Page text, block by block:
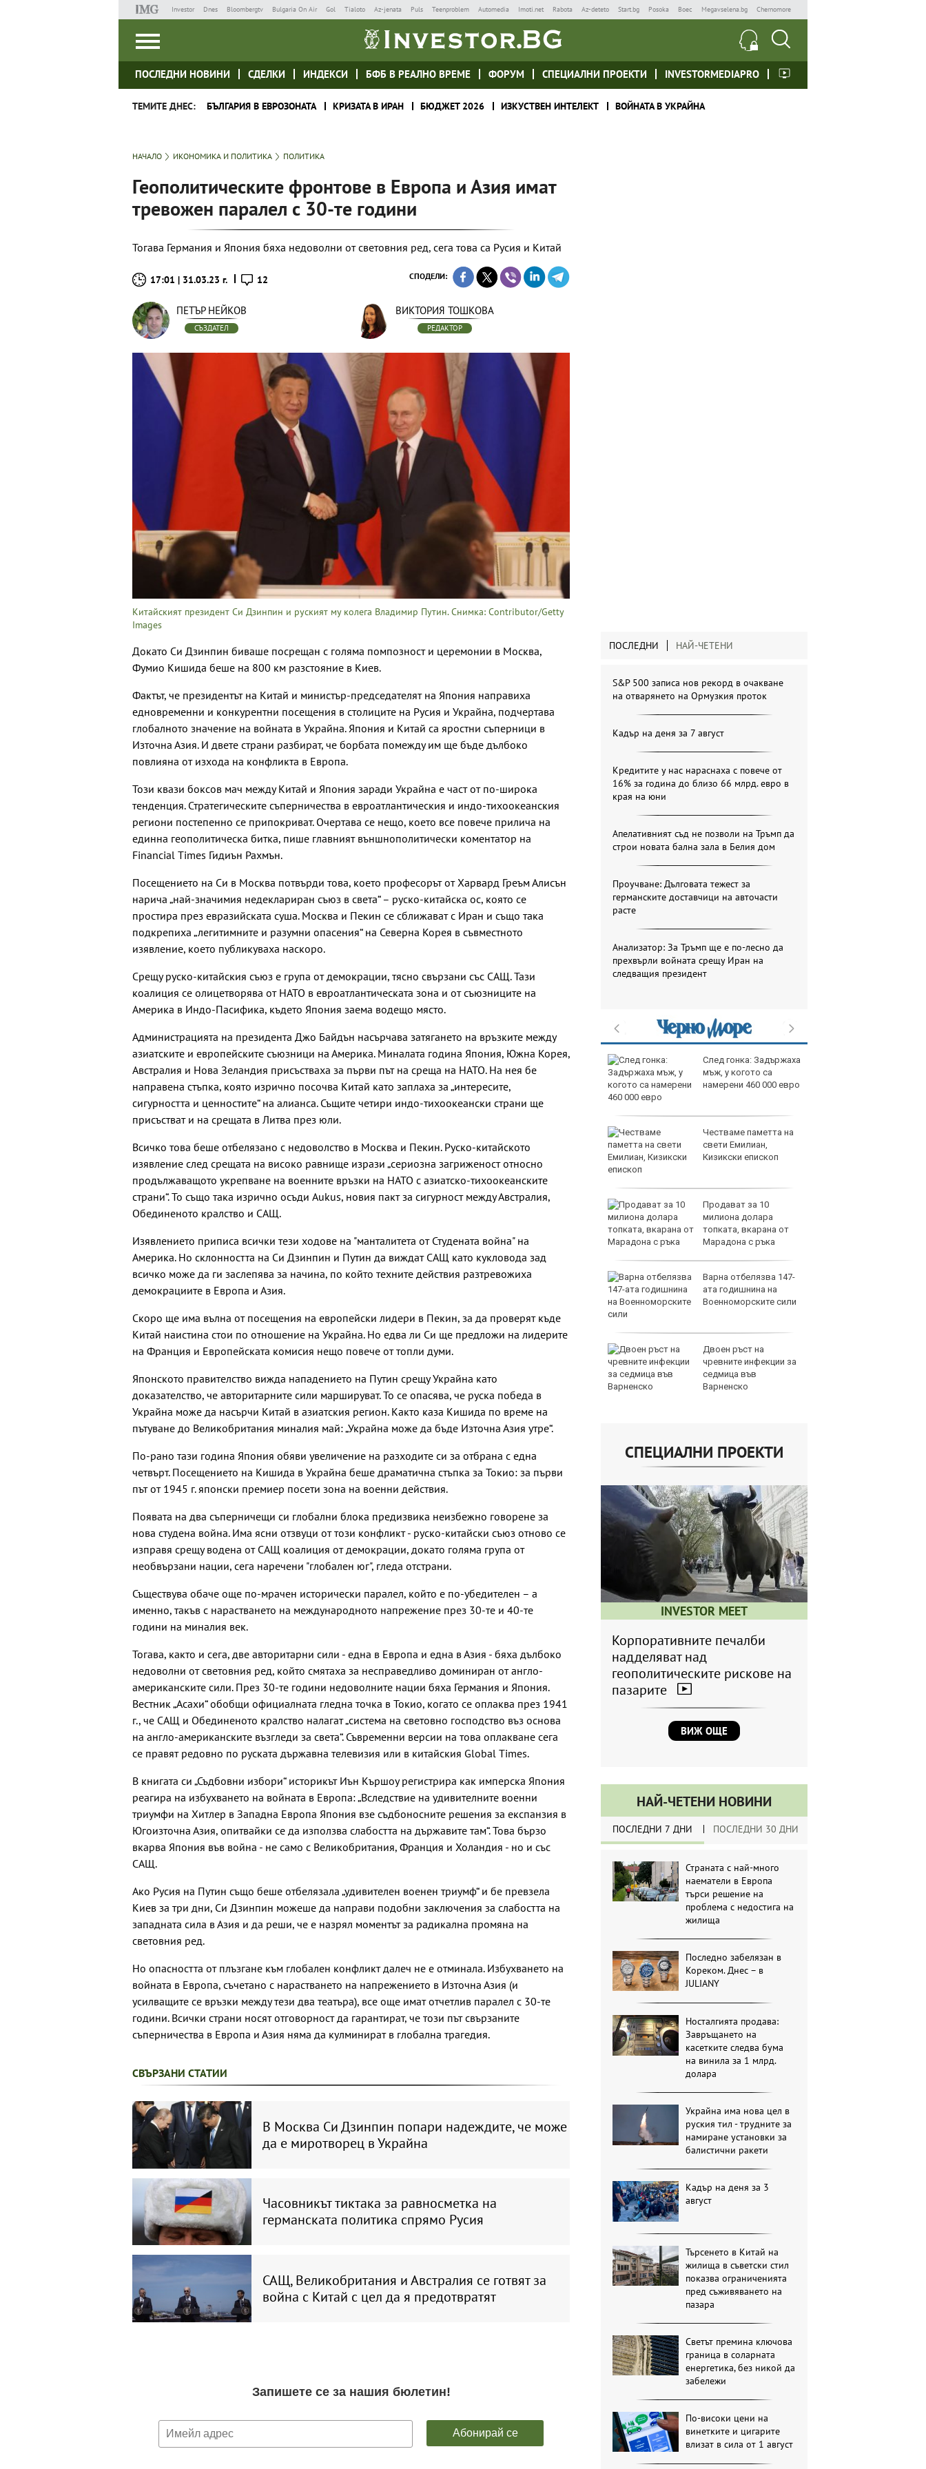
Investor Dnes Bloombergtv Bulgaria On Air Gol Tialoto Az-jenata Puls Teenproblem Automedia Imoti.net Rabota Az-deteto Start.bg Posoka Boec Megavselena.bg Chernomore
ПОСЛЕДНИ НОВИНИ СДЕЛКИ ИНДЕКСИ БФБ В РЕАЛНО ВРЕМЕ ФОРУМ СПЕЦИАЛНИ ПРОЕКТИ INVESTORMEDIAPRO
ТЕМИТЕ ДНЕС: БЪЛГАРИЯ В ЕВРОЗОНАТА КРИЗАТА В ИРАН БЮДЖЕТ 2026 ИЗКУСТВЕН ИНТЕЛЕКТ ВОЙНАТА В УКРАЙНА
НАЧАЛО ИКОНОМИКА И ПОЛИТИКА ПОЛИТИКА
Геополитическите фронтове в Европа и Азия имат
тревожен паралел с 30-те години
Тогава Германия и Япония бяха недоволни от световния ред, сега това са Русия и Китай
17:01 | 31.03.23 г. 12 СПОДЕЛИ:
ПЕТЪР НЕЙКОВ
СЪЗДАТЕЛ
ВИКТОРИЯ ТОШКОВА
РЕДАКТОР
Китайският президент Си Дзинпин и руският му колега Владимир Путин. Снимка: Contributor/Getty
Images
Докато Си Дзинпин биваше посрещан с голяма помпозност и церемонии в Москва,
Фумио Кишида беше на 800 км разстояние в Киев.
Фактът, че президентът на Китай и министър-председателят на Япония направиха
едновременни и конкурентни посещения в столиците на Русия и Украйна, подчертава
глобалното значение на войната в Украйна. Япония и Китай са яростни съперници в
Източна Азия. И двете страни разбират, че борбата помежду им ще бъде дълбоко
повлияна от изхода на конфликта в Европа.
Този квази боксов мач между Китай и Япония заради Украйна е част от по-широка
тенденция. Стратегическите съперничества в евроатлантическия и индо-тихоокеанския
региони постепенно се припокриват. Очертава се нещо, което все повече прилича на
единна геополитическа битка, пише главният външнополитически коментатор на
Financial Times Гидиън Рахмън.
Посещението на Си в Москва потвърди това, което професорът от Харвард Греъм Алисън
нарича „най-значимия недеклариран съюз в света“ – руско-китайска ос, която се
простира през евразийската суша. Москва и Пекин се сближават с Иран и също така
подкрепиха „легитимните и разумни опасения“ на Северна Корея в съвместното
изявление, което публикуваха наскоро.
Срещу руско-китайския съюз е група от демокрации, тясно свързани със САЩ. Тази
коалиция се олицетворява от НАТО в евроатлантическата зона и от съюзниците на
Америка в Индо-Пасифика, където Япония заема водещо място.
Администрацията на президента Джо Байдън насърчава затягането на връзките между
азиатските и европейските съюзници на Америка. Миналата година Япония, Южна Корея,
Австралия и Нова Зеландия присъстваха за първи път на среща на НАТО. На нея бе
направена стъпка, която изрично посочва Китай като заплаха за „интересите,
сигурността и ценностите“ на алианса. Същите четири индо-тихоокеански страни ще
присъстват и на срещата в Литва през юли.
Всичко това беше отбелязано с недоволство в Москва и Пекин. Руско-китайското
изявление след срещата на високо равнище изрази „сериозна загриженост относно
продължаващото укрепване на военните връзки на НАТО с азиатско-тихоокеанските
страни“. То също така изрично осъди Aukus, новия пакт за сигурност между Австралия,
Обединеното кралство и САЩ.
Изявлението приписа всички тези ходове на "манталитета от Студената война" на
Америка. Но склонността на Си Дзинпин и Путин да виждат САЩ като кукловода зад
всичко може да ги заслепява за начина, по който техните действия разтревожиха
демокрациите в Европа и Азия.
Скоро ще има вълна от посещения на европейски лидери в Пекин, за да проверят къде
Китай наистина стои по отношение на Украйна. Но едва ли Си ще предложи на лидерите
на Франция и Европейската комисия нещо повече от топли думи.
Японското правителство вижда нападението на Путин срещу Украйна като
доказателство, че авторитарните сили маршируват. То се опасява, че руска победа в
Украйна може да насърчи Китай в азиатския регион. Както каза Кишида по време на
пътуване до Великобритания миналия май: „Украйна може да бъде Източна Азия утре“.
По-рано тази година Япония обяви увеличение на разходите си за отбрана с една
четвърт. Посещението на Кишида в Украйна беше драматична стъпка за Токио: за първи
път от 1945 г. японски премиер посети зона на военни действия.
Появата на два съперничещи си глобални блока предизвика неизбежно говорене за
нова студена война. Има ясни отзвуци от този конфликт - руско-китайски съюз отново се
изправя срещу водена от САЩ коалиция от демокрации, докато голяма група от
необвързани нации, сега наречени "глобален юг", гледа отстрани.
Съществува обаче още по-мрачен исторически паралел, който е по-убедителен – а
именно, такъв с нарастването на международното напрежение през 30-те и 40-те
години на миналия век.
Тогава, както и сега, две авторитарни сили - една в Европа и една в Азия - бяха дълбоко
недоволни от световния ред, който смятаха за несправедливо доминиран от англо-
американските сили. През 30-те години недоволните нации бяха Германия и Япония.
Вестник „Асахи“ обобщи официалната гледна точка в Токио, когато се оплаква през 1941
г., че САЩ и Обединеното кралство налагат „система на световно господство въз основа
на англо-американските възгледи за света“. Съвременни версии на това оплакване сега
се правят редовно по руската държавна телевизия или в китайския Global Times.
В книгата си „Съдбовни избори“ историкът Иън Кършоу регистрира как имперска Япония
реагира на избухването на войната в Европа: „Вследствие на удивителните военни
триумфи на Хитлер в Западна Европа Япония взе съдбоносните решения за експанзия в
Югоизточна Азия, опитвайки се да използва слабостта на държавите там“. Това бързо
вкарва Япония във война - не само с Великобритания, Франция и Холандия - но и със
САЩ.
Ако Русия на Путин също беше отбелязала „удивителен военен триумф“ и бе превзела
Киев за три дни, Си Дзинпин можеше да направи подобни заключения за слабостта на
западната сила в Азия и да реши, че е назрял моментът за радикална промяна на
световния ред.
Но опасността от плъзгане към глобален конфликт далеч не е отминала. Избухването на
войната в Европа, съчетано с нарастването на напрежението в Източна Азия (и
усилващите се връзки между тези два театъра), все още имат отчетлив паралел с 30-те
години. Всички страни носят отговорност да гарантират, че този път свързаните
съперничества в Европа и Азия няма да кулминират в глобална трагедия.
СВЪРЗАНИ СТАТИИ
В Москва Си Дзинпин попари надеждите, че може
да е миротворец в Украйна
Часовникът тиктака за равносметка на
германската политика спрямо Русия
САЩ, Великобритания и Австралия се готвят за
война с Китай с цел да я предотвратят
ПОСЛЕДНИ НАЙ-ЧЕТЕНИ
S&P 500 записа нов рекорд в очакване
на отварянето на Ормузкия проток
Кадър на деня за 7 август
Кредитите у нас нараснаха с повече от
16% за година до близо 66 млрд. евро в
края на юни
Апелативният съд не позволи на Тръмп да
строи новата бална зала в Белия дом
Проучване: Дълговата тежест за
германските доставчици на авточасти
расте
Анализатор: За Тръмп ще е по-лесно да
прехвърли войната срещу Иран на
следващия президент
След гонка: Задържаха
мъж, у когото са
намерени 460 000 евро
Честваме паметта на
свети Емилиан,
Кизикски епископ
Продават за 10
милиона долара
топката, вкарана от
Марадона с ръка
Варна отбелязва 147-
ата годишнина на
Военноморските сили
Двоен ръст на
чревните инфекции за
седмица във
Варненско
СПЕЦИАЛНИ ПРОЕКТИ
INVESTOR MEET
Корпоративните печалби
надделяват над
геополитическите рискове на
пазарите
ВИЖ ОЩЕ
НАЙ-ЧЕТЕНИ НОВИНИ
ПОСЛЕДНИ 7 ДНИ ПОСЛЕДНИ 30 ДНИ
Страната с най-много
наематели в Европа
търси решение на
проблема с недостига на
жилища
Последно забелязан в
Кореком. Днес – в
JULIANY
Носталгията продава:
Завръщането на
касетките следва бума
на винила за 1 млрд.
долара
Украйна има нова цел в
руския тил - трудните за
намиране установки за
балистични ракети
Кадър на деня за 3
август
Търсенето в Китай на
жилища в съветски стил
показва ограниченията
пред съживяването на
пазара
Светът премина ключова
граница в соларната
енергетика, без никой да
забележи
По-високи цени на
винетките и цигарите
влизат в сила от 1 август